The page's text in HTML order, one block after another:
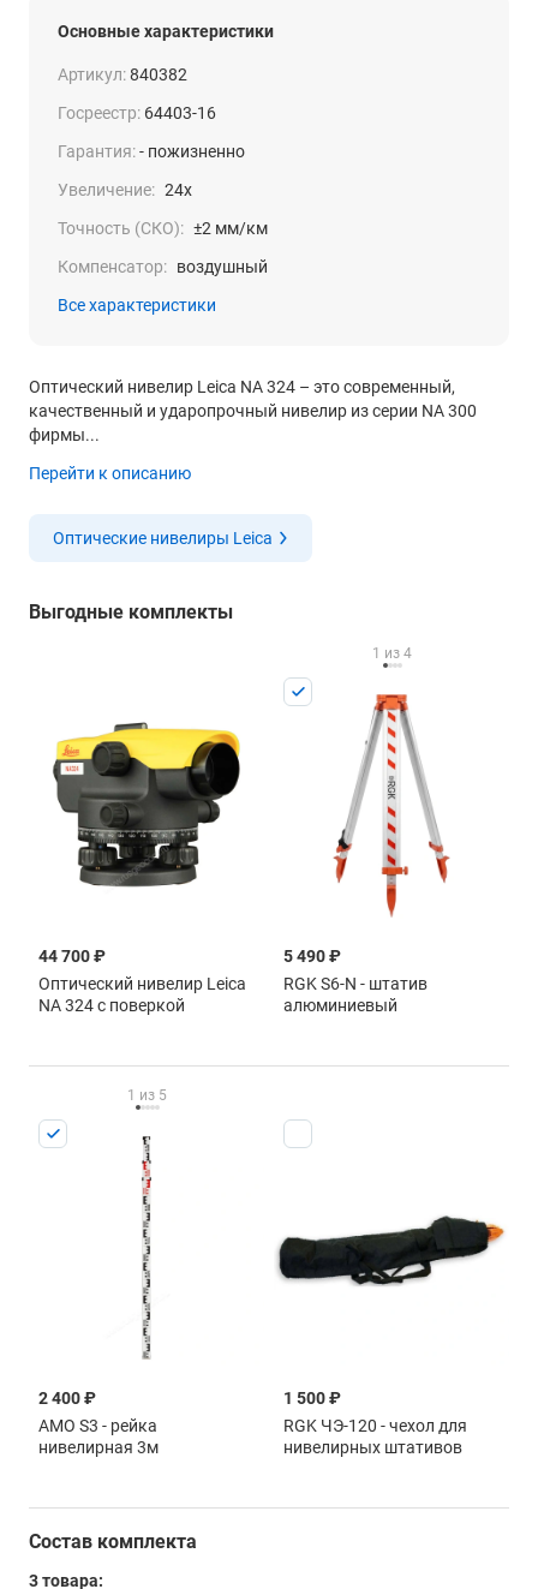
Основные характеристики
Артикул:840382
Госреестр: 64403-16
Гарантия:- пожизненно
Увеличение: 24x
Точность (СКО): ±2 мм/км
Компенсатор: воздушный
Все характеристики
Оптический нивелир Leica NA 324 – это современный,
качественный и ударопрочный нивелир из серии NA 300
фирмы...
Перейти к описанию
Оптические нивелиры Leica
Выгодные комплекты
Состав комплекта
3 товара:
44 700 ₽
Оптический нивелир Leica
NA 324 с поверкой
4 690 ₽
RGK S2-N - штатив
алюминиевый
5 490 ₽
RGK S6-N - штатив
алюминиевый
1 из 4
2 400 ₽
AMO S3 - рейка
нивелирная 3м
4 490 ₽
RGK TS-5 - рейка
нивелирная
1 из 5
1 500 ₽
RGK ЧЭ-120 - чехол для
нивелирных штативов